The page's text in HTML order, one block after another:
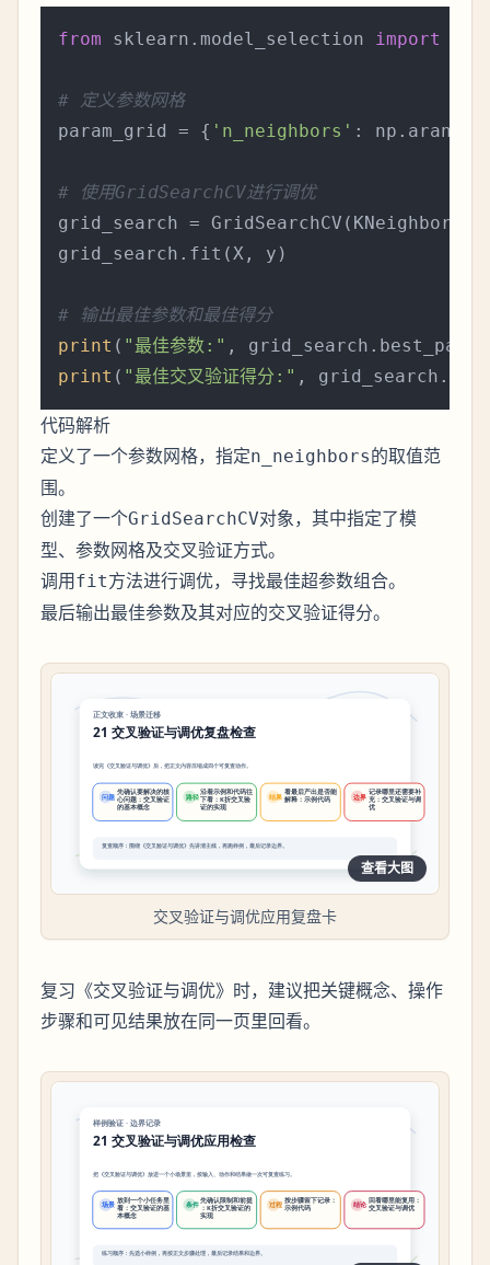
from sklearn.model_selection import
# 定义参数网格
param_grid = { 'n_neighbors' : np.arange(
# 使用GridSearchCV进行调优
grid_search =
grid_search.fit(X, y)
# 输出最佳参数和最佳得分
print ( "最佳参数:"
print ( "最佳交叉验证得分:"
代码解析
定义了一个参数网格，指定n_neighbors的取值范
围。
创建了一个GridSearchCV对象，其中指定了模
型、参数网格及交叉验证方式。
调用fit方法进行调优，寻找最佳超参数组合。
最后输出最佳参数及其对应的交叉验证得分。
查看大图
交叉验证与调优应用复盘卡
复习《交叉验证与调优》时，建议把关键概念、操作
步骤和可见结果放在同一页里回看。